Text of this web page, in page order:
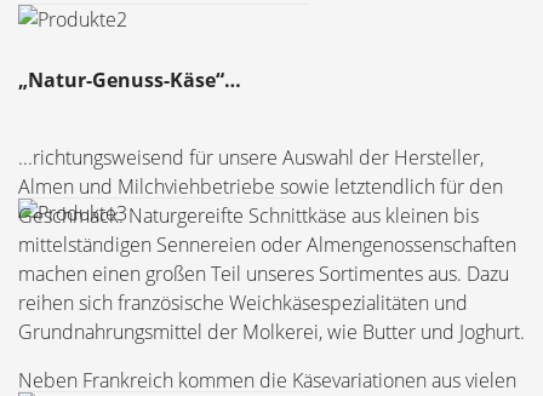
„Natur-Genuss-Käse“…
...richtungsweisend für unsere Auswahl der Hersteller,
Almen und Milchviehbetriebe sowie letztendlich für den
Geschmack. Naturgereifte Schnittkäse aus kleinen bis
mittelständigen Sennereien oder Almengenossenschaften
machen einen großen Teil unseres Sortimentes aus. Dazu
reihen sich französische Weichkäsespezialitäten und
Grundnahrungsmittel der Molkerei, wie Butter und Joghurt.
Neben Frankreich kommen die Käsevariationen aus vielen